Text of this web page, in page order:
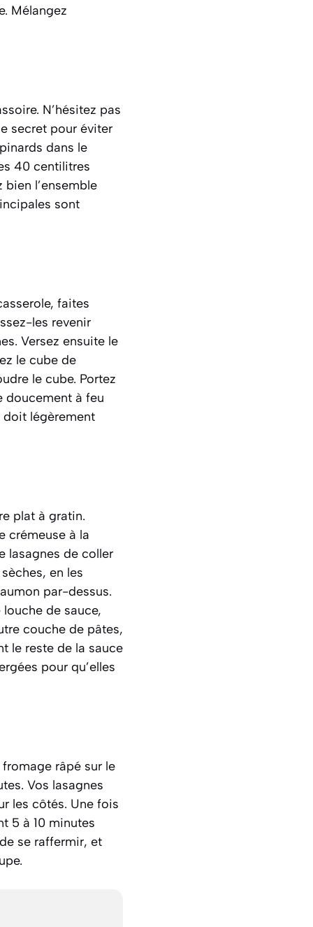
Mélangez
N’hésitez pas
secret pour éviter
dans le
40 centilitres
l’ensemble
sont
faites
les revenir
Versez ensuite le
le cube de
le cube. Portez
à feu
doit légèrement
plat à gratin.
crémeuse à la
lasagnes de coller
en les
par-dessus.
de sauce,
couche de pâtes,
le reste de la sauce
pour qu’elles
râpé sur le
Vos lasagnes
les côtés. Une fois
5 à 10 minutes
se raffermir, et